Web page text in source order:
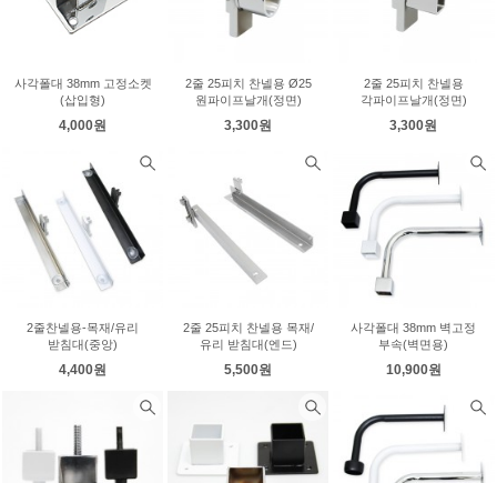
사각폴대 38mm 고정소켓
(삽입형)
4,000원
2줄 25피치 찬넬용 Ø25
원파이프날개(정면)
3,300원
2줄 25피치 찬넬용
각파이프날개(정면)
3,300원
2줄찬넬용-목재/유리
받침대(중앙)
4,400원
2줄 25피치 찬넬용 목재/
유리 받침대(엔드)
5,500원
사각폴대 38mm 벽고정
부속(벽면용)
10,900원